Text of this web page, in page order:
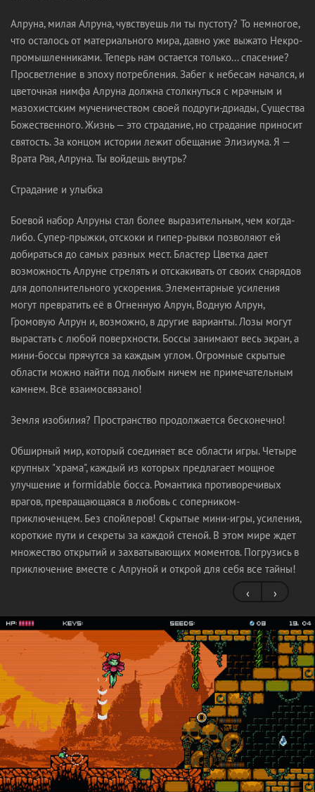
Алруна, милая Алруна, чувствуешь ли ты пустоту? То немногое,
что осталось от материального мира, давно уже выжато Некро-
промышленниками. Теперь нам остается только... спасение?
Просветление в эпоху потребления. Забег к небесам начался, и
цветочная нимфа Алруна должна столкнуться с мрачным и
мазохистским мученичеством своей подруги-дриады, Существа
Божественного. Жизнь — это страдание, но страдание приносит
святость. За концом истории лежит обещание Элизиума. Я —
Врата Рая, Алруна. Ты войдешь внутрь?
Страдание и улыбка
Боевой набор Алруны стал более выразительным, чем когда-
либо. Супер-прыжки, отскоки и гипер-рывки позволяют ей
добираться до самых разных мест. Бластер Цветка дает
возможность Алруне стрелять и отскакивать от своих снарядов
для дополнительного ускорения. Элементарные усиления
могут превратить её в Огненную Алрун, Водную Алрун,
Громовую Алрун и, возможно, в другие варианты. Лозы могут
вырастать с любой поверхности. Боссы занимают весь экран, а
мини-боссы прячутся за каждым углом. Огромные скрытые
области можно найти под любым ничем не примечательным
камнем. Всё взаимосвязано!
Земля изобилия? Пространство продолжается бесконечно!
Обширный мир, который соединяет все области игры. Четыре
крупных "храма", каждый из которых предлагает мощное
улучшение и formidable босса. Романтика противоречивых
врагов, превращающаяся в любовь с соперником-
приключенцем. Без спойлеров! Скрытые мини-игры, усиления,
короткие пути и секреты за каждой стеной. В этом мире ждет
множество открытий и захватывающих моментов. Погрузись в
приключение вместе с Алруной и открой для себя все тайны!
‹ ›